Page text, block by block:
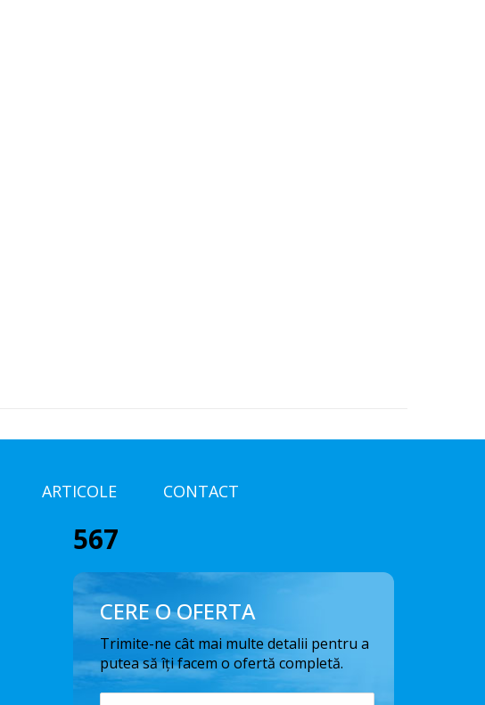
ARTICOLE CONTACT
567
CERE O OFERTA
Trimite-ne cât mai multe detalii pentru a
putea să îți facem o ofertă completă.